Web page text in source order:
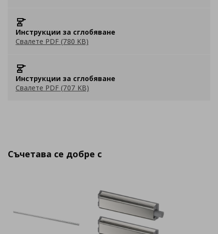
Инструкции за сглобяване
Свалете PDF (780 KB)
Инструкции за сглобяване
Свалете PDF (707 KB)
Съчетава се добре с